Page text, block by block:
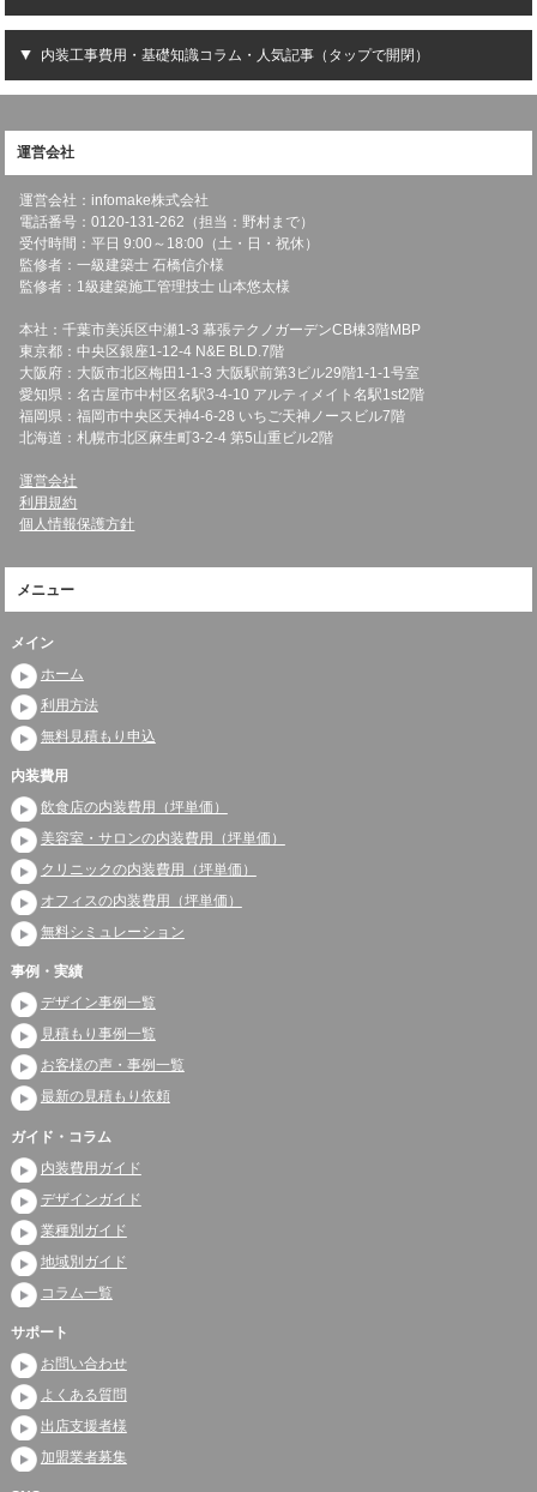
内装工事費用・基礎知識コラム・人気記事（タップで開閉）
運営会社
運営会社：infomake株式会社
電話番号：0120-131-262（担当：野村まで）
受付時間：平日 9:00～18:00（土・日・祝休）
監修者：一級建築士 石橋信介様
監修者：1級建築施工管理技士 山本悠太様
本社：千葉市美浜区中瀬1-3 幕張テクノガーデンCB棟3階MBP
東京都：中央区銀座1-12-4 N&E BLD.7階
大阪府：大阪市北区梅田1-1-3 大阪駅前第3ビル29階1-1-1号室
愛知県：名古屋市中村区名駅3-4-10 アルティメイト名駅1st2階
福岡県：福岡市中央区天神4-6-28 いちご天神ノースビル7階
北海道：札幌市北区麻生町3-2-4 第5山重ビル2階
運営会社
利用規約
個人情報保護方針
メニュー
メイン
ホーム
利用方法
無料見積もり申込
内装費用
飲食店の内装費用（坪単価）
美容室・サロンの内装費用（坪単価）
クリニックの内装費用（坪単価）
オフィスの内装費用（坪単価）
無料シミュレーション
事例・実績
デザイン事例一覧
見積もり事例一覧
お客様の声・事例一覧
最新の見積もり依頼
ガイド・コラム
内装費用ガイド
デザインガイド
業種別ガイド
地域別ガイド
コラム一覧
サポート
お問い合わせ
よくある質問
出店支援者様
加盟業者募集